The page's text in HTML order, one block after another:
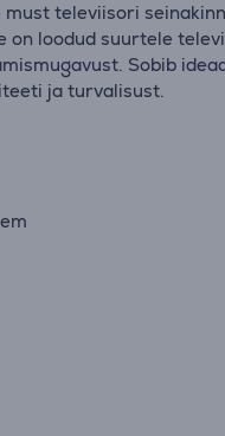
televiisori
on loodud suurtele
Sobib
ja turvalisust.